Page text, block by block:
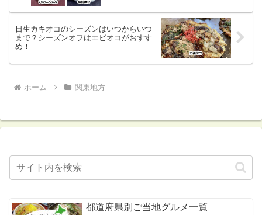
日生カキオコのシーズンはいつからいつ
まで？シーズンオフはエビオコがおすす
め！
ホーム 関東地方
都道府県別ご当地グルメ一覧